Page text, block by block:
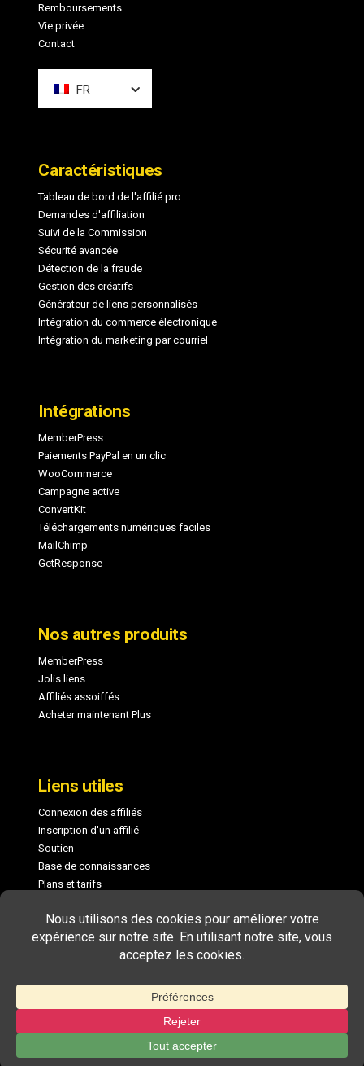
Remboursements
Vie privée
Contact
FR
Caractéristiques
Tableau de bord de l'affilié pro
Demandes d'affiliation
Suivi de la Commission
Sécurité avancée
Détection de la fraude
Gestion des créatifs
Générateur de liens personnalisés
Intégration du commerce électronique
Intégration du marketing par courriel
Intégrations
MemberPress
Paiements PayPal en un clic
WooCommerce
Campagne active
ConvertKit
Téléchargements numériques faciles
MailChimp
GetResponse
Nos autres produits
MemberPress
Jolis liens
Affiliés assoiffés
Acheter maintenant Plus
Liens utiles
Connexion des affiliés
Inscription d'un affilié
Soutien
Base de connaissances
Plans et tarifs
COPYRIGHT © 2026 MEMBERPRESS, LLC. TOUS DROITS RÉSERVÉS.